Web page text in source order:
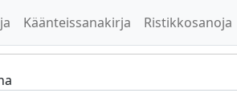
Käänteissanakirja Ristikkosanoja